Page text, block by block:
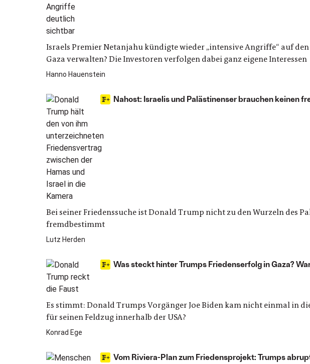
Israels Premier Netanjahu kündigte wieder „intensive Angriffe“ auf
Gaza verwalten? Die Investoren verfolgen dabei ganz eigene Interessen
Hanno Hauenstein
Nahost: Israelis und Palästinenser brauchen keinen
Bei seiner Friedenssuche ist Donald Trump nicht zu den Wurzeln des
fremdbestimmt
Lutz Herden
Was steckt hinter Trumps Friedenserfolg in Gaza?
Es stimmt: Donald Trumps Vorgänger Joe Biden kam nicht einmal in
für seinen Feldzug innerhalb der USA?
Konrad Ege
Vom Riviera-Plan zum Friedensprojekt: Trumps